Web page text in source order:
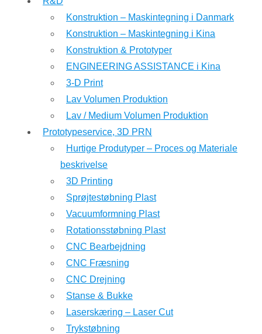
Konstruktion – Maskintegning i Danmark
Konstruktion – Maskintegning i Kina
Konstruktion & Prototyper
ENGINEERING ASSISTANCE i Kina
3-D Print
Lav Volumen Produktion
Lav / Medium Volumen Produktion
Prototypeservice, 3D PRN
Hurtige Produtyper – Proces og Materiale
beskrivelse
3D Printing
Sprøjtestøbning Plast
Vacuumformning Plast
Rotationsstøbning Plast
CNC Bearbejdning
CNC Fræsning
CNC Drejning
Stanse & Bukke
Laserskæring – Laser Cut
Trykstøbning